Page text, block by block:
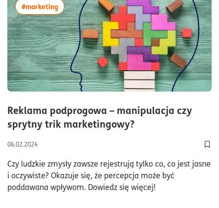
Reklama podprogowa – manipulacja czy
sprytny trik marketingowy?czas
06.02.2024
Czy ludzkie zmysły zawsze rejestrują tylko co, co jest jasne
i oczywiste? Okazuje się, że percepcja może być
poddawana wpływom. Dowiedz się więcej!
#marketingwięcej artykułów z tagiem:#marketing